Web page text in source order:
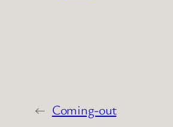
← Coming-out